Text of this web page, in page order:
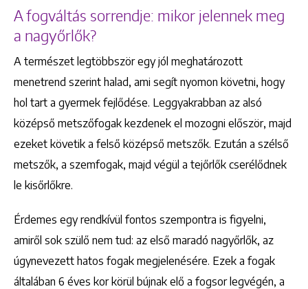
A fogváltás sorrendje: mikor jelennek meg
a nagyőrlők?
A természet legtöbbször egy jól meghatározott
menetrend szerint halad, ami segít nyomon követni, hogy
hol tart a gyermek fejlődése. Leggyakrabban az alsó
középső metszőfogak kezdenek el mozogni először, majd
ezeket követik a felső középső metszők. Ezután a szélső
metszők, a szemfogak, majd végül a tejőrlők cserélődnek
le kisőrlőkre.
Érdemes egy rendkívül fontos szempontra is figyelni,
amiről sok szülő nem tud: az első maradó nagyőrlők, az
úgynevezett hatos fogak megjelenésére. Ezek a fogak
általában 6 éves kor körül bújnak elő a fogsor legvégén, a